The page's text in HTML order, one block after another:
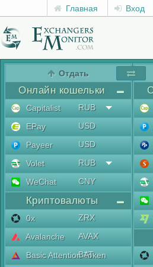
Главная Вход
Отдать
Онлайн кошельки
Capitalist
RUB
EPay
USD
Payeer
USD
Volet
RUB
WeChat
CNY
Криптовалюты
0x
ZRX
Avalanche
AVAX
Basic Attention Token
BAT